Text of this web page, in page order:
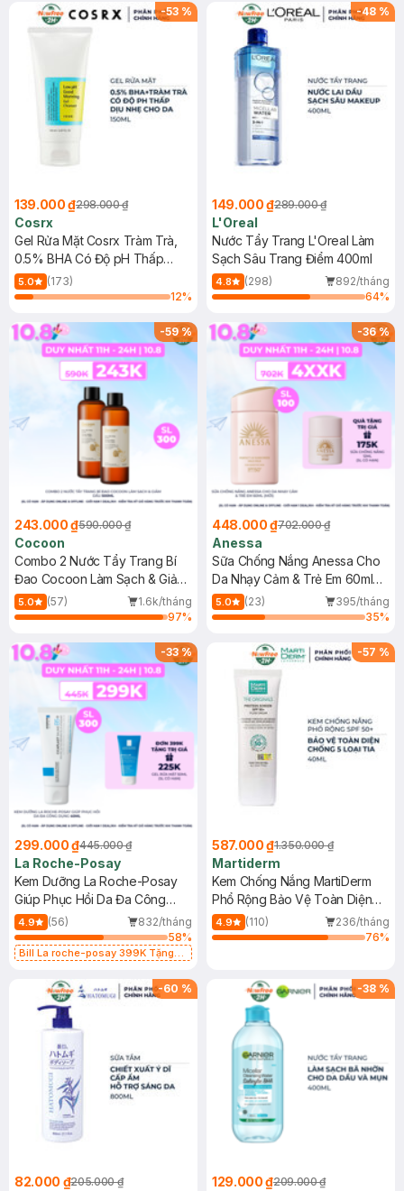
-53 %
139.000 ₫298.000 ₫
Cosrx
Gel Rửa Mặt Cosrx Tràm Trà,
0.5% BHA Có Độ pH Thấp
150ml
5.0
(173)
12%
-48 %
149.000 ₫289.000 ₫
L'Oreal
Nước Tẩy Trang L'Oreal Làm
Sạch Sâu Trang Điểm 400ml
4.8 (298)
892/tháng
64%
-59%
243.000 ₫590.000 ₫
Cocoon
Combo 2 Nước Tẩy Trang Bí
Đao Cocoon Làm Sạch & Giảm
Dầu 500ml
5.0 (57)
1.6k/tháng
97%
-36%
448.000 ₫702.000 ₫
Anessa
Sữa Chống Nắng Anessa Cho
Da Nhạy Cảm & Trẻ Em 60ml
(Mới)
5.0 (23)
395/tháng
35%
-33%
299.000 ₫445.000 ₫
La Roche-Posay
Kem Dưỡng La Roche-Posay
Giúp Phục Hồi Da Đa Công
Dụng 40ml
4.9 (56)
832/tháng
58%
Bill La roche-posay 399K Tặng
(SL có hạn)
-57 %
587.000 ₫1.350.000 ₫
Martiderm
Kem Chống Nắng MartiDerm
Phổ Rộng Bảo Vệ Toàn Diện
40ml
4.9 (110)
236/tháng
76%
-60 %
82.000 ₫205.000 ₫
-38 %
129.000 ₫209.000 ₫